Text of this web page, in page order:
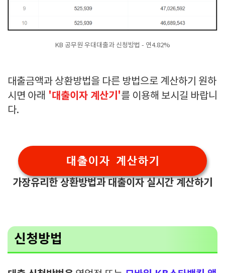
KB 공무원 우대대출과 신청방법 - 연4.82%
대출금액과 상환방법을 다른 방법으로 계산하기 원하
시면 아래 '대출이자 계산기'를 이용해 보시길 바랍니
다.
대출이자 계산하기
가장유리한 상환방법과 대출이자 실시간 계산하기
신청방법